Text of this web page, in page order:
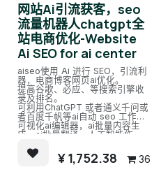
网站Ai引流获客，seo
流量机器人chatgpt全
站电商优化-Website
Ai SEO for ai center
aiseo使用 Ai 进行 SEO，引流利
器，电商博客网页ai优化。
提高谷歌、必应、等搜索引擎收
录及排名。
可利用ChatGPT 或者通义千问或
者百度千帆等ai自动 seo 工作。
可视化ai编辑器，ai批量内容生
成，ai批量翻译。人工智能作
一键式多网站的SEO产品，博
客，页面。¥1,752.38 36